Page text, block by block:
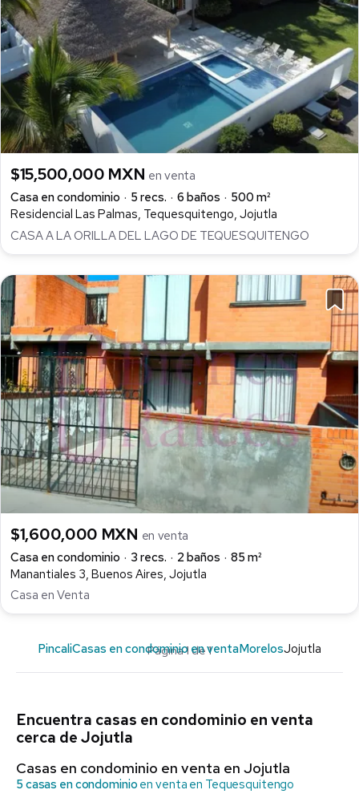
$15,500,000 MXN en venta
Casa en condominio
5 recs. 6 baños
500 m²
Residencial Las Palmas, Tequesquitengo, Jojutla
CASA A LA ORILLA DEL LAGO DE TEQUESQUITENGO
$1,600,000 MXN en venta
Casa en condominio
3 recs. 2 baños
85 m²
Manantiales 3, Buenos Aires, Jojutla
Casa en Venta
Página 1 de 1
PincaliCasas en condominio en ventaMorelosJojutla
Encuentra casas en condominio en venta
cerca de Jojutla
Casas en condominio en venta en Jojutla
5 casas en condominio en venta en Tequesquitengo